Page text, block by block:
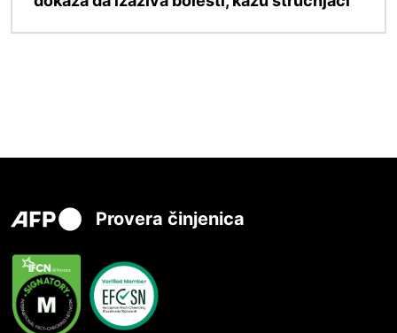
Provera činjenica